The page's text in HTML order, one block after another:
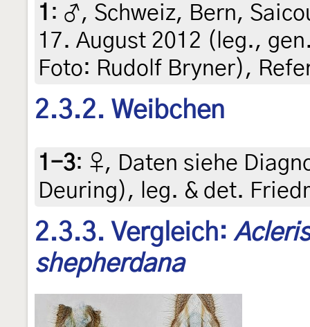
1 : ♂, Schweiz, Bern,
17. August 2012 (leg.,
Foto: Rudolf Bryner),
2.3.2. Weibchen
1-3: ♀, Daten siehe
Deuring), leg. & det.
2.3.3. Vergleich:
shepherdana